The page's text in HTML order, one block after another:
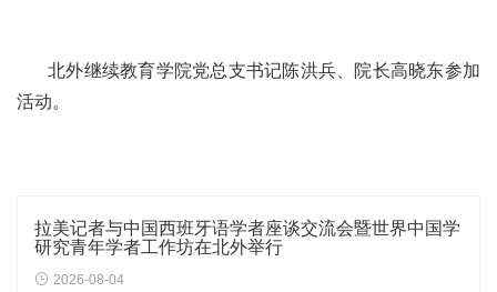
北外继续教育学院党总支书记陈洪兵、院长高晓东参加
活动。
拉美记者与中国西班牙语学者座谈交流会暨世界中国学
研究青年学者工作坊在北外举行
2026-08-04